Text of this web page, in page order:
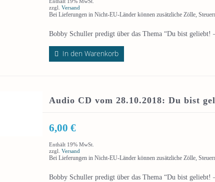
zzgl. Versand
Bei Lieferungen in Nicht-EU-Länder können zusätzliche Zölle,
Bobby Schuller predigt über das Thema “Du bist geliebt!
In den Warenkorb
Audio CD vom 28.10.2018: Du bist
6,00 €
Enthält 19% MwSt.
zzgl. Versand
Bei Lieferungen in Nicht-EU-Länder können zusätzliche Zölle,
Bobby Schuller predigt über das Thema “Du bist geliebt!